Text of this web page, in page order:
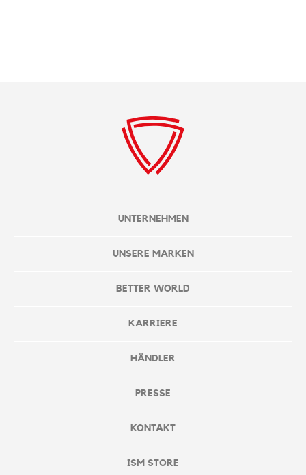
UNTERNEHMEN
UNSERE MARKEN
BETTER WORLD
KARRIERE
HÄNDLER
PRESSE
KONTAKT
ISM STORE